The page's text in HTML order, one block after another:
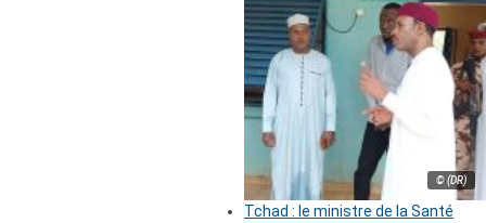
© (DR)
Tchad : le ministre de la Santé